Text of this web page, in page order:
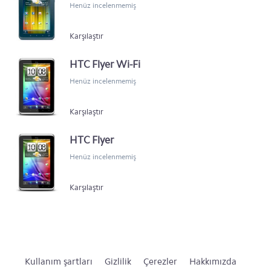
Henüz incelenmemiş
Karşılaştır
HTC Flyer Wi-Fi
Henüz incelenmemiş
Karşılaştır
HTC Flyer
Henüz incelenmemiş
Karşılaştır
Kullanım şartları Gizlilik Çerezler Hakkımızda